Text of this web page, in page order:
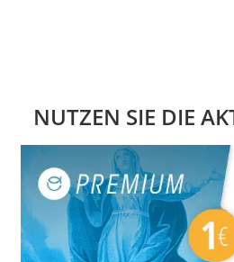
NUTZEN SIE DIE